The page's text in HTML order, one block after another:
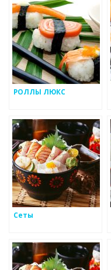
РОЛЛЫ ЛЮКС
Сеты